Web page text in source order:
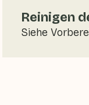
Reinigen
Siehe